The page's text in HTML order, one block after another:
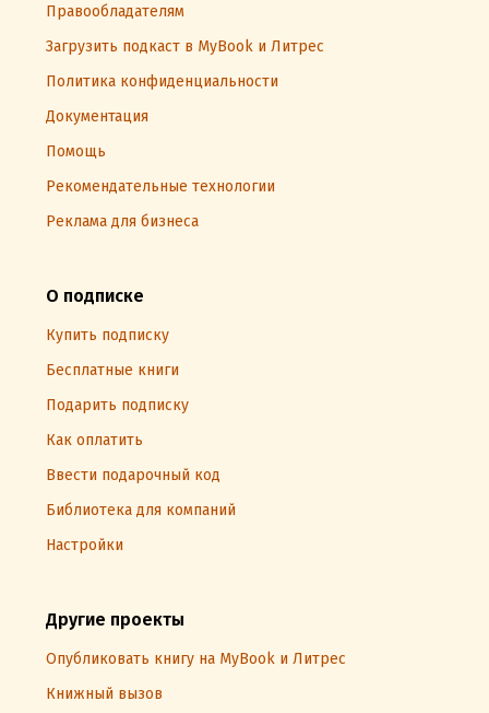
Правообладателям
Загрузить подкаст в MyBook и Литрес
Политика конфиденциальности
Документация
Помощь
Рекомендательные технологии
Реклама для бизнеса
О подписке
Купить подписку
Бесплатные книги
Подарить подписку
Как оплатить
Ввести подарочный код
Библиотека для компаний
Настройки
Другие проекты
Опубликовать книгу на MyBook и Литрес
Книжный вызов